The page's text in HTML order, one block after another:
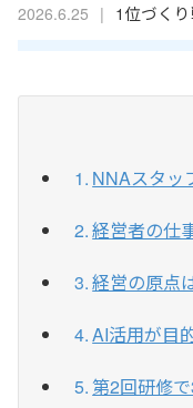
2026.6.25 | 1位づく
NNAスタッ
経営者の仕
経営の原点
AI活用が目
第2回研修